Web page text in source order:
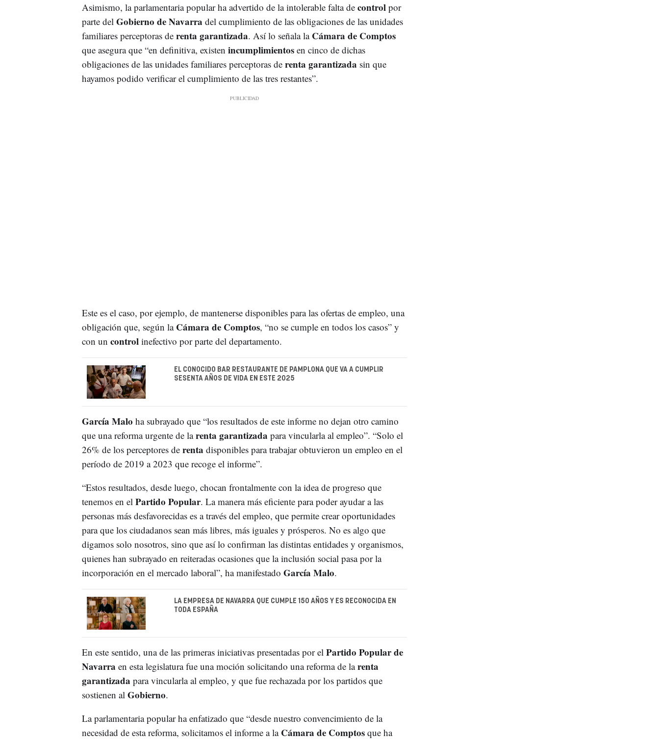
Asimismo, la parlamentaria popular ha advertido de la intolerable falta de controlpor
parte del Gobierno de Navarra del cumplimiento de las obligaciones de las unidades
familiares perceptoras de renta garantizada. Así lo señala la Cámara de Comptos
que asegura que “en definitiva, existen incumplimientosen cinco de dichas
obligaciones de las unidades familiares perceptoras de renta garantizada sin que
hayamos podido verificar el cumplimiento de las tres restantes”.
Este es el caso, por ejemplo, de mantenerse disponibles para las ofertas de empleo, una
obligación que, según la Cámara de Comptos, “no se cumple en todos los casos” y
con un controlinefectivo por parte del departamento.
EL CONOCIDO BAR RESTAURANTE DE PAMPLONA QUE VA A CUMPLIR
SESENTA AÑOS DE VIDA EN ESTE 2025
García Malo ha subrayado que “los resultados de este informe no dejan otro camino
que una reforma urgente de larenta garantizada para vincularla al empleo”. “Solo el
26% de los perceptores de renta disponibles para trabajar obtuvieron un empleo en el
período de 2019 a 2023 que recoge el informe”.
“Estos resultados, desde luego, chocan frontalmente con la idea de progreso que
tenemos en el Partido Popular. La manera más eficiente para poder ayudar a las
personas más desfavorecidas es a través del empleo, que permite crear oportunidades
para que los ciudadanos sean más libres, más iguales y prósperos. No es algo que
digamos solo nosotros, sino que así lo confirman las distintas entidades y organismos,
quienes han subrayado en reiteradas ocasiones que la inclusión social pasa por la
incorporación en el mercado laboral”, ha manifestado García Malo.
LA EMPRESA DE NAVARRA QUE CUMPLE 150 AÑOS Y ES RECONOCIDA EN
TODA ESPAÑA
En este sentido, una de las primeras iniciativas presentadas por el Partido Popular de
Navarra en esta legislatura fue una moción solicitando una reforma de larenta
garantizada para vincularla al empleo, y que fue rechazada por los partidos que
sostienen al Gobierno.
La parlamentaria popular ha enfatizado que “desde nuestro convencimiento de la
necesidad de esta reforma, solicitamos el informe a la Cámara de Comptosque ha